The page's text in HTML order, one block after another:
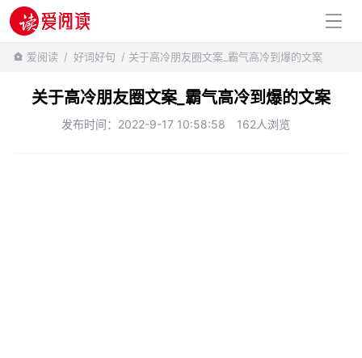
百科知识
爱阅读 / 好词好句 / 关于高冷朋友圈文案_霸气高冷到爆的文案
关于高冷朋友圈文案_霸气高冷到爆的文案
发布时间：2022-9-17 10:58:58 162人浏览